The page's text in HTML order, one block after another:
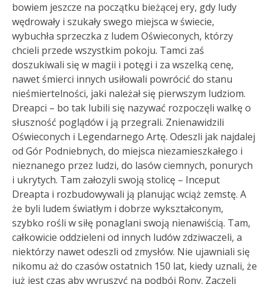
bowiem jeszcze na początku bieżącej ery, gdy ludy
wędrowały i szukały swego miejsca w świecie,
wybuchła sprzeczka z ludem Oświeconych, którzy
chcieli przede wszystkim pokoju. Tamci zaś
doszukiwali się w magii i potęgi i za wszelką cenę,
nawet śmierci innych usiłowali powrócić do stanu
nieśmiertelności, jaki należał się pierwszym ludziom.
Dreapci – bo tak lubili się nazywać rozpoczęli walkę o
słuszność poglądów i ją przegrali. Znienawidzili
Oświeconych i Legendarnego Artę. Odeszli jak najdalej
od Gór Podniebnych, do miejsca niezamieszkałego i
nieznanego przez ludzi, do lasów ciemnych, ponurych
i ukrytych. Tam załozyli swoją stolicę – Inceput
Dreapta i rozbudowywali ją planując wciąż zemstę. A
że byli ludem światłym i dobrze wykształconym,
szybko rośli w siłę ponaglani swoją nienawiścią. Tam,
całkowicie oddzieleni od innych ludów zdziwaczeli, a
niektórzy nawet odeszli od zmysłów. Nie ujawniali się
nikomu aż do czasów ostatnich 150 lat, kiedy uznali, że
już jest czas aby wyruszyć na podbój Rony. Zaczęli